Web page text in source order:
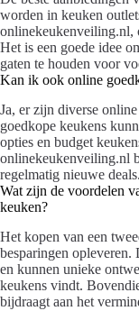
worden in keuken
onlinekeukenveiling.nl,
Het is een goede idee
gaten te houden voor
Kan ik ook online
Ja, er zijn diverse
goedkope keukens
opties en budget
onlinekeukenveiling.nl
regelmatig nieuwe deals.
Wat zijn de voordelen
keuken?
Het kopen van een
besparingen opleveren.
en kunnen unieke
keukens vindt.
bijdraagt aan het